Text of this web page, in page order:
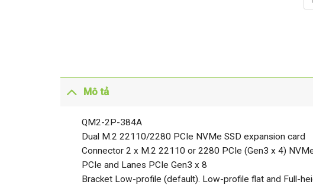
Mô tả
QM2-2P-384A
Dual M.2 22110/2280 PCIe NVMe SSD expansion card
Connector 2 x M.2 22110 or 2280 PCIe (Gen3 x 4)
PCIe and Lanes PCIe Gen3 x 8
Bracket Low-profile (default). Low-profile flat and Full-